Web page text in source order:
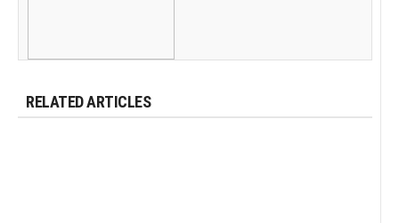
RELATED ARTICLES